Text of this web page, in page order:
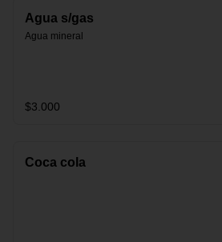
Agua s/gas
Agua mineral
$3.000
Coca cola